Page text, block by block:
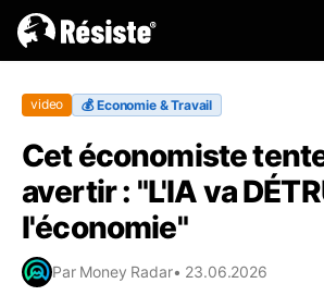
S'enregistrer
video 💰 Economie & Travail
Cet économiste
avertir : "L'IA va
l'économie"
Par Money Radar• 23.06.2026